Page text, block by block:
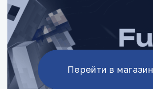
Перейти в магазин